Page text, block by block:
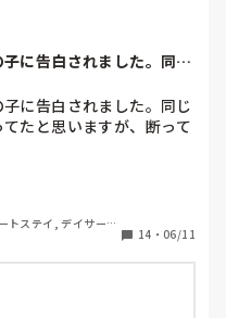
てたみたいでしたけどね☺️
に告白されました。同じ
に告白されました。同じ
たと思いますが、断って
ました。
ていた方いますか？ま
ましたか？
トステイ, デイサービ
14 ・ 06/11